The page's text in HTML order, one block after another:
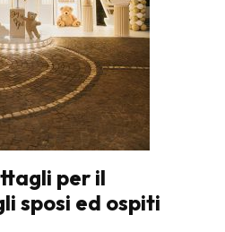
per il
sposi ed ospiti